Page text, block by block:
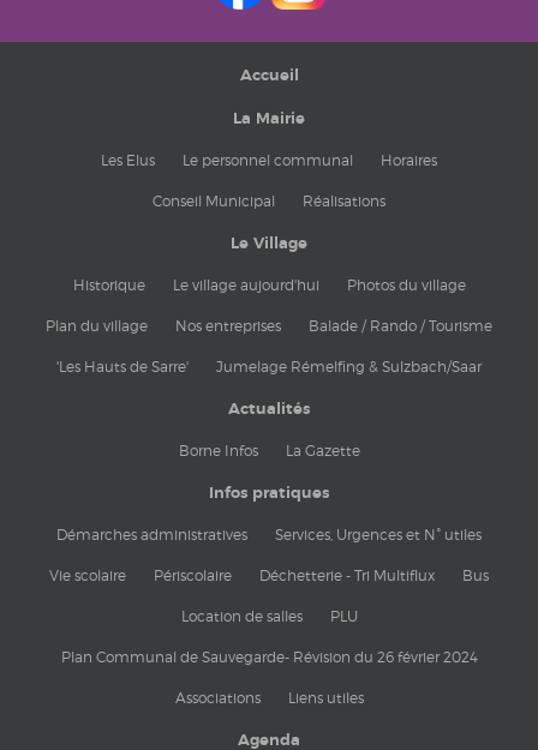
Accueil
La Mairie
Les Elus Le personnel communal Horaires
Conseil Municipal Réalisations
Le Village
Historique Le village aujourd'hui Photos du village
Plan du village Nos entreprises Balade / Rando / Tourisme
'Les Hauts de Sarre' Jumelage Rémelfing & Sulzbach/Saar
Actualités
Borne Infos La Gazette
Infos pratiques
Démarches administratives Services, Urgences et N° utiles
Vie scolaire Périscolaire Déchetterie - Tri Multiflux Bus
Location de salles PLU
Plan Communal de Sauvegarde- Révision du 26 février 2024
Associations Liens utiles
Agenda